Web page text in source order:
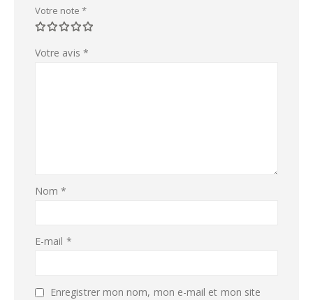
Votre note *
Votre avis *
Nom*
E-mail *
Enregistrer mon nom, mon e-mail et mon site